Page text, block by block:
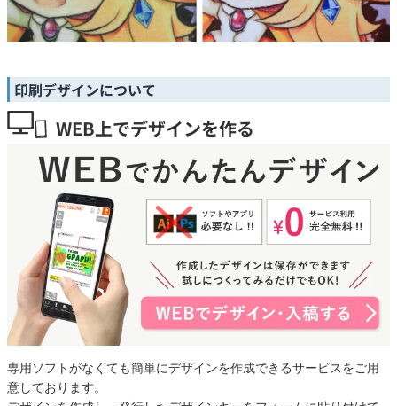
印刷デザインについて
WEB上でデザインを作る
専用ソフトがなくても簡単にデザインを作成できるサービスをご用
意しております。